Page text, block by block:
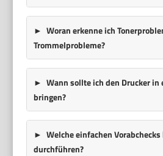
Woran erkenne ich
Trommelprobleme?
Wann sollte ich den Drucker
bringen?
Welche einfachen
durchführen?